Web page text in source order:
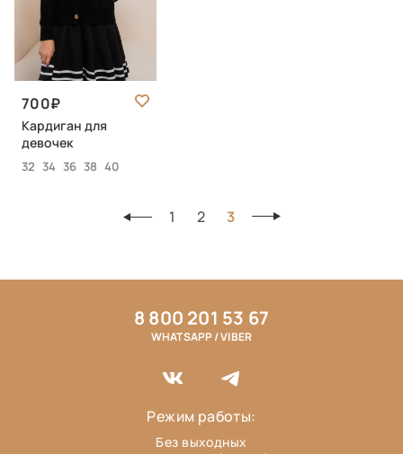
700
Кардиган для
девочек
32 34 36 38 40
1 2 3
8 800 201 53 67
WHATSAPP / VIBER
Режим работы:
Без выходных